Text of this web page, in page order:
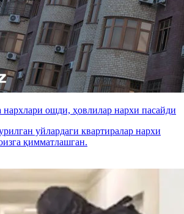
нархлари ошди, ҳовлилар нархи пасайди
уйлардаги квартиралар нархи
қимматлашган.